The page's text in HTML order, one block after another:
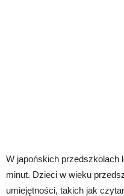
W japońskich przedszkolach
minut. Dzieci w wieku
umiejętności, takich jak